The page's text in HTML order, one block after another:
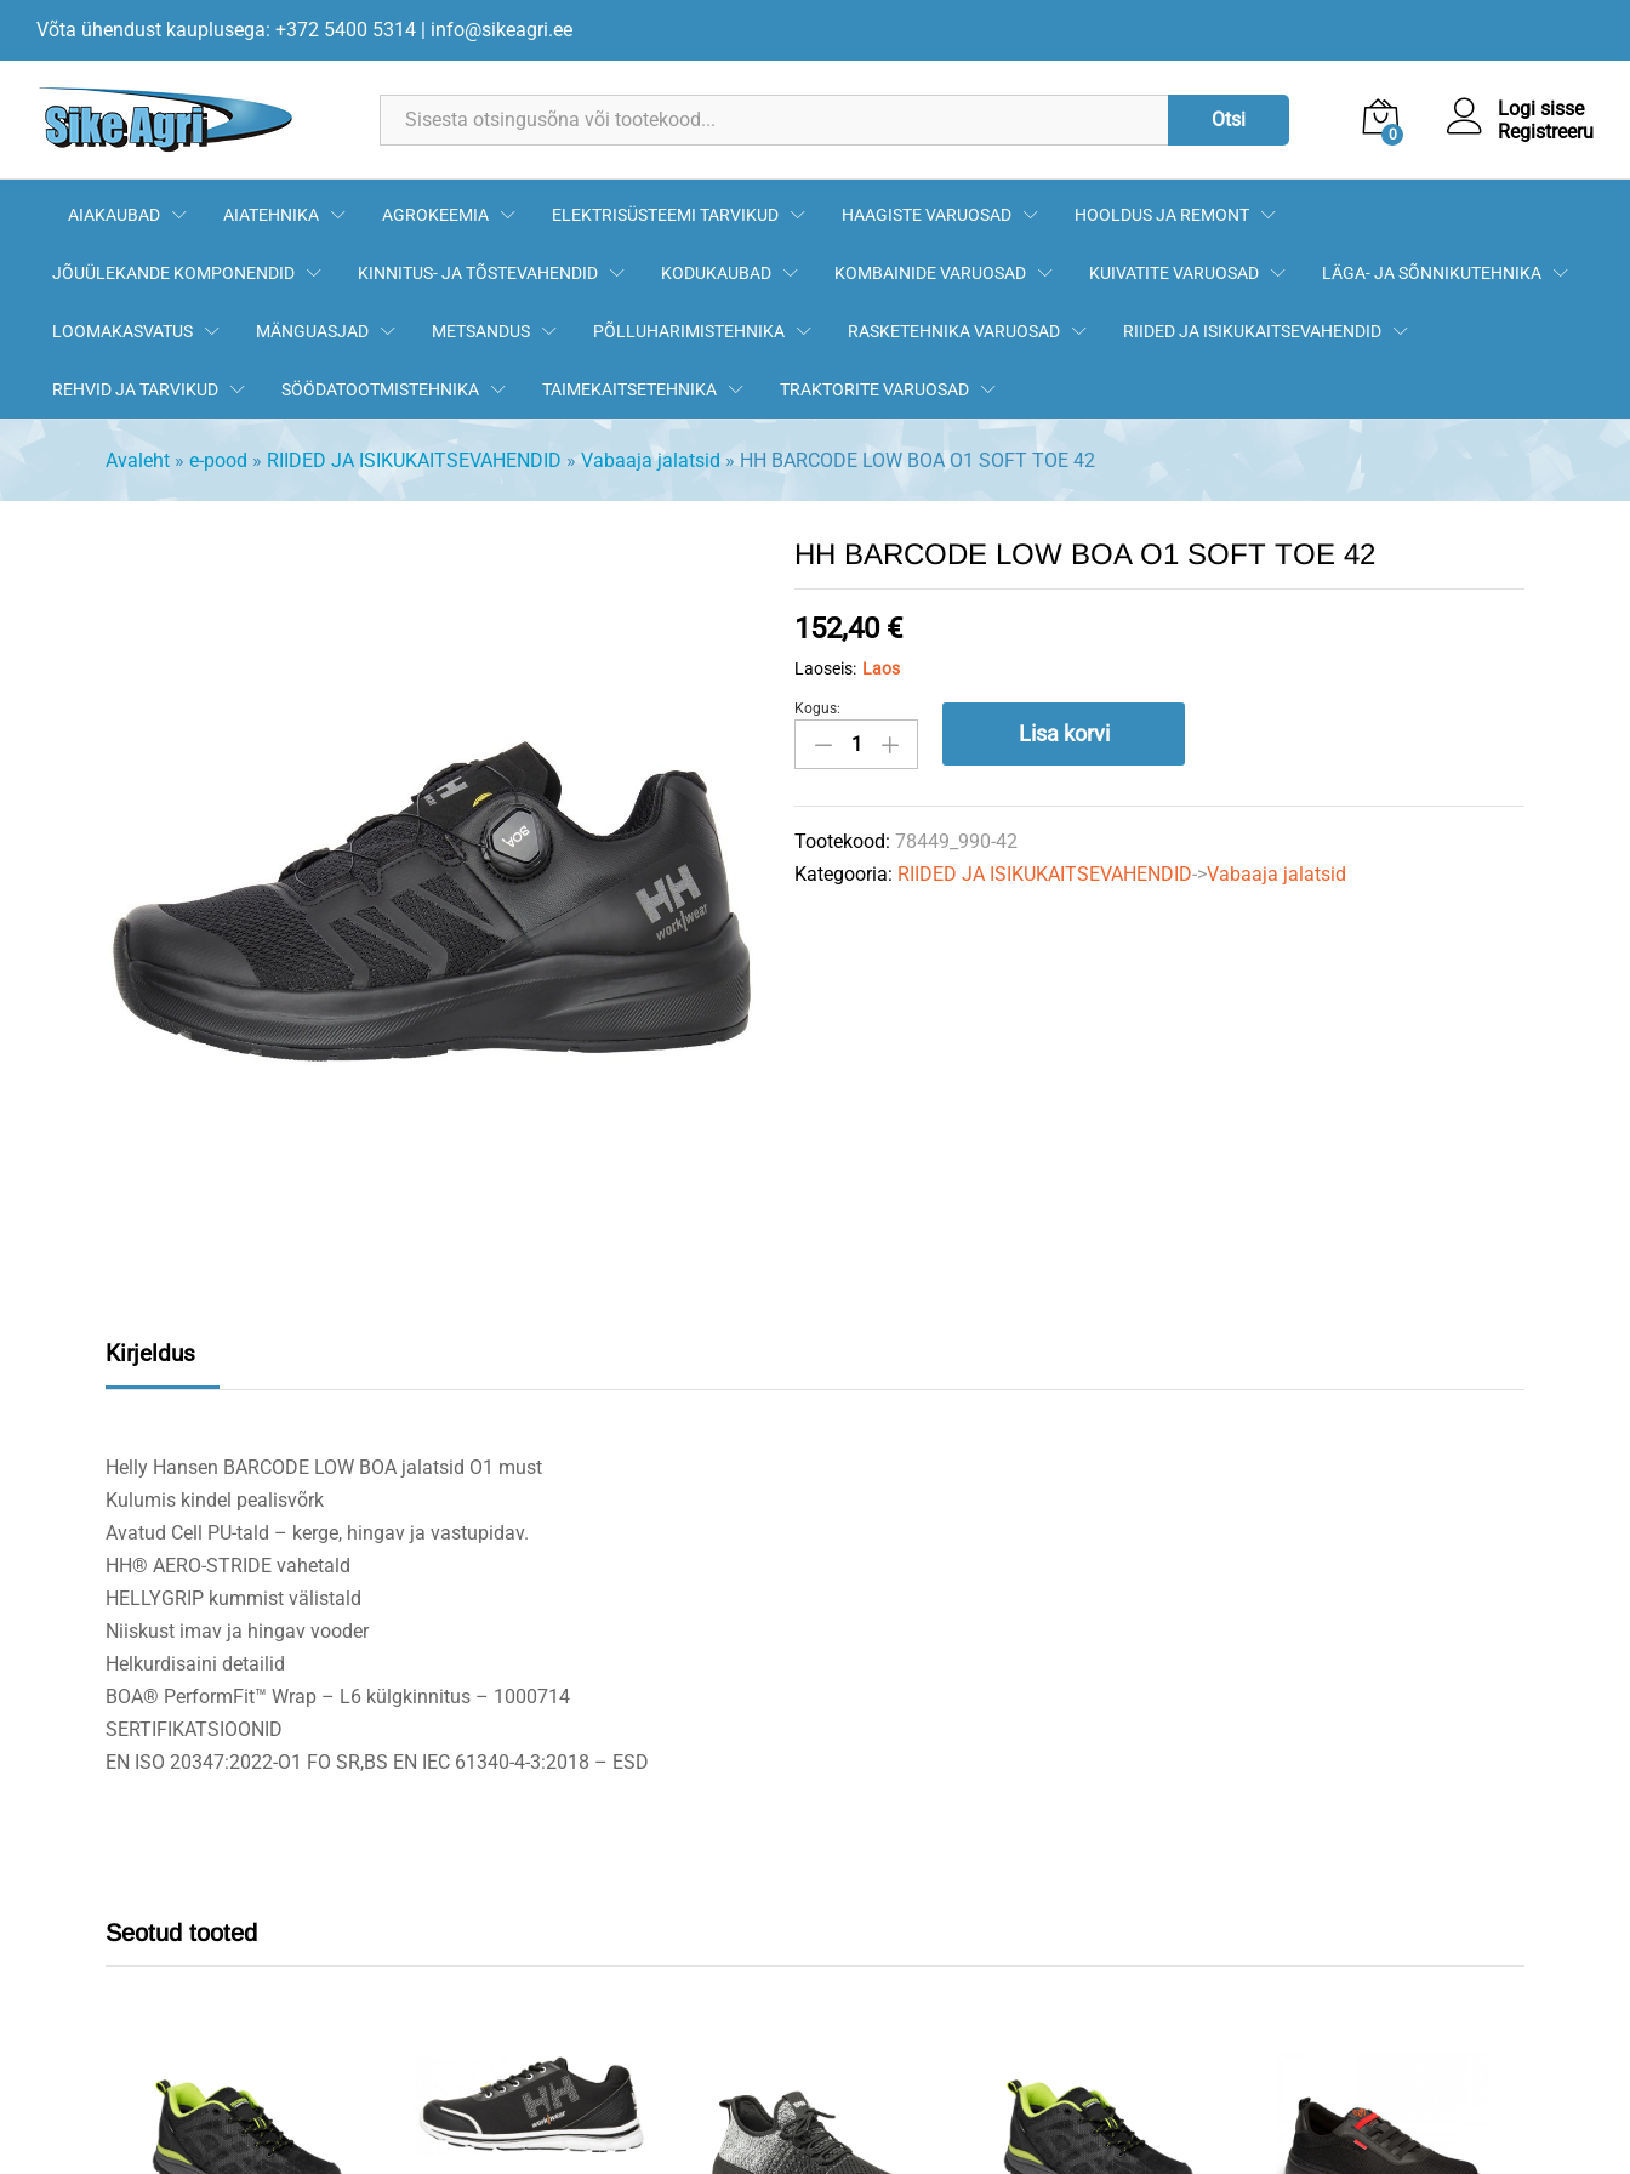
Võta ühendust kauplusega: +372 5400 5314 | info@sikeagri.ee
Otsi
0
Logi sisse
Registreeru
AIAKAUBAD AIATEHNIKA AGROKEEMIA ELEKTRISÜSTEEMI TARVIKUD HAAGISTE VARUOSAD HOOLDUS JA REMONT
JÕUÜLEKANDE KOMPONENDID KINNITUS- JA TÕSTEVAHENDID KODUKAUBAD KOMBAINIDE VARUOSAD KUIVATITE VARUOSAD LÄGA- JA SÕNNIKUTEHNIKA
LOOMAKASVATUS MÄNGUASJAD METSANDUS PÕLLUHARIMISTEHNIKA RASKETEHNIKA VARUOSAD RIIDED JA ISIKUKAITSEVAHENDID
REHVID JA TARVIKUD SÖÖDATOOTMISTEHNIKA TAIMEKAITSETEHNIKA TRAKTORITE VARUOSAD
Avaleht » e-pood » RIIDED JA ISIKUKAITSEVAHENDID » Vabaaja jalatsid »HH BARCODE LOW BOA O1 SOFT TOE 42
HH BARCODE LOW BOA O1 SOFT TOE 42
152,40 €
Laoseis: Laos
HH
BARCODE
BOA
O1
SOFT
Kogus:
Lisa korvi
Tootekood:78449_990-42
Kategooria: RIIDED JA ISIKUKAITSEVAHENDID->Vabaaja jalatsid
Kirjeldus
Helly Hansen BARCODE LOW BOA jalatsid O1 must
Kulumis kindel pealisvõrk
Avatud Cell PU-tald – kerge, hingav ja vastupidav.
HH® AERO-STRIDE vahetald
HELLYGRIP kummist välistald
Niiskust imav ja hingav vooder
Helkurdisaini detailid
BOA® PerformFit™ Wrap – L6 külgkinnitus – 1000714
SERTIFIKATSIOONID
EN ISO 20347:2022-O1 FO SR,BS EN IEC 61340-4-3:2018 – ESD
Seotud tooted
Kirjeldus